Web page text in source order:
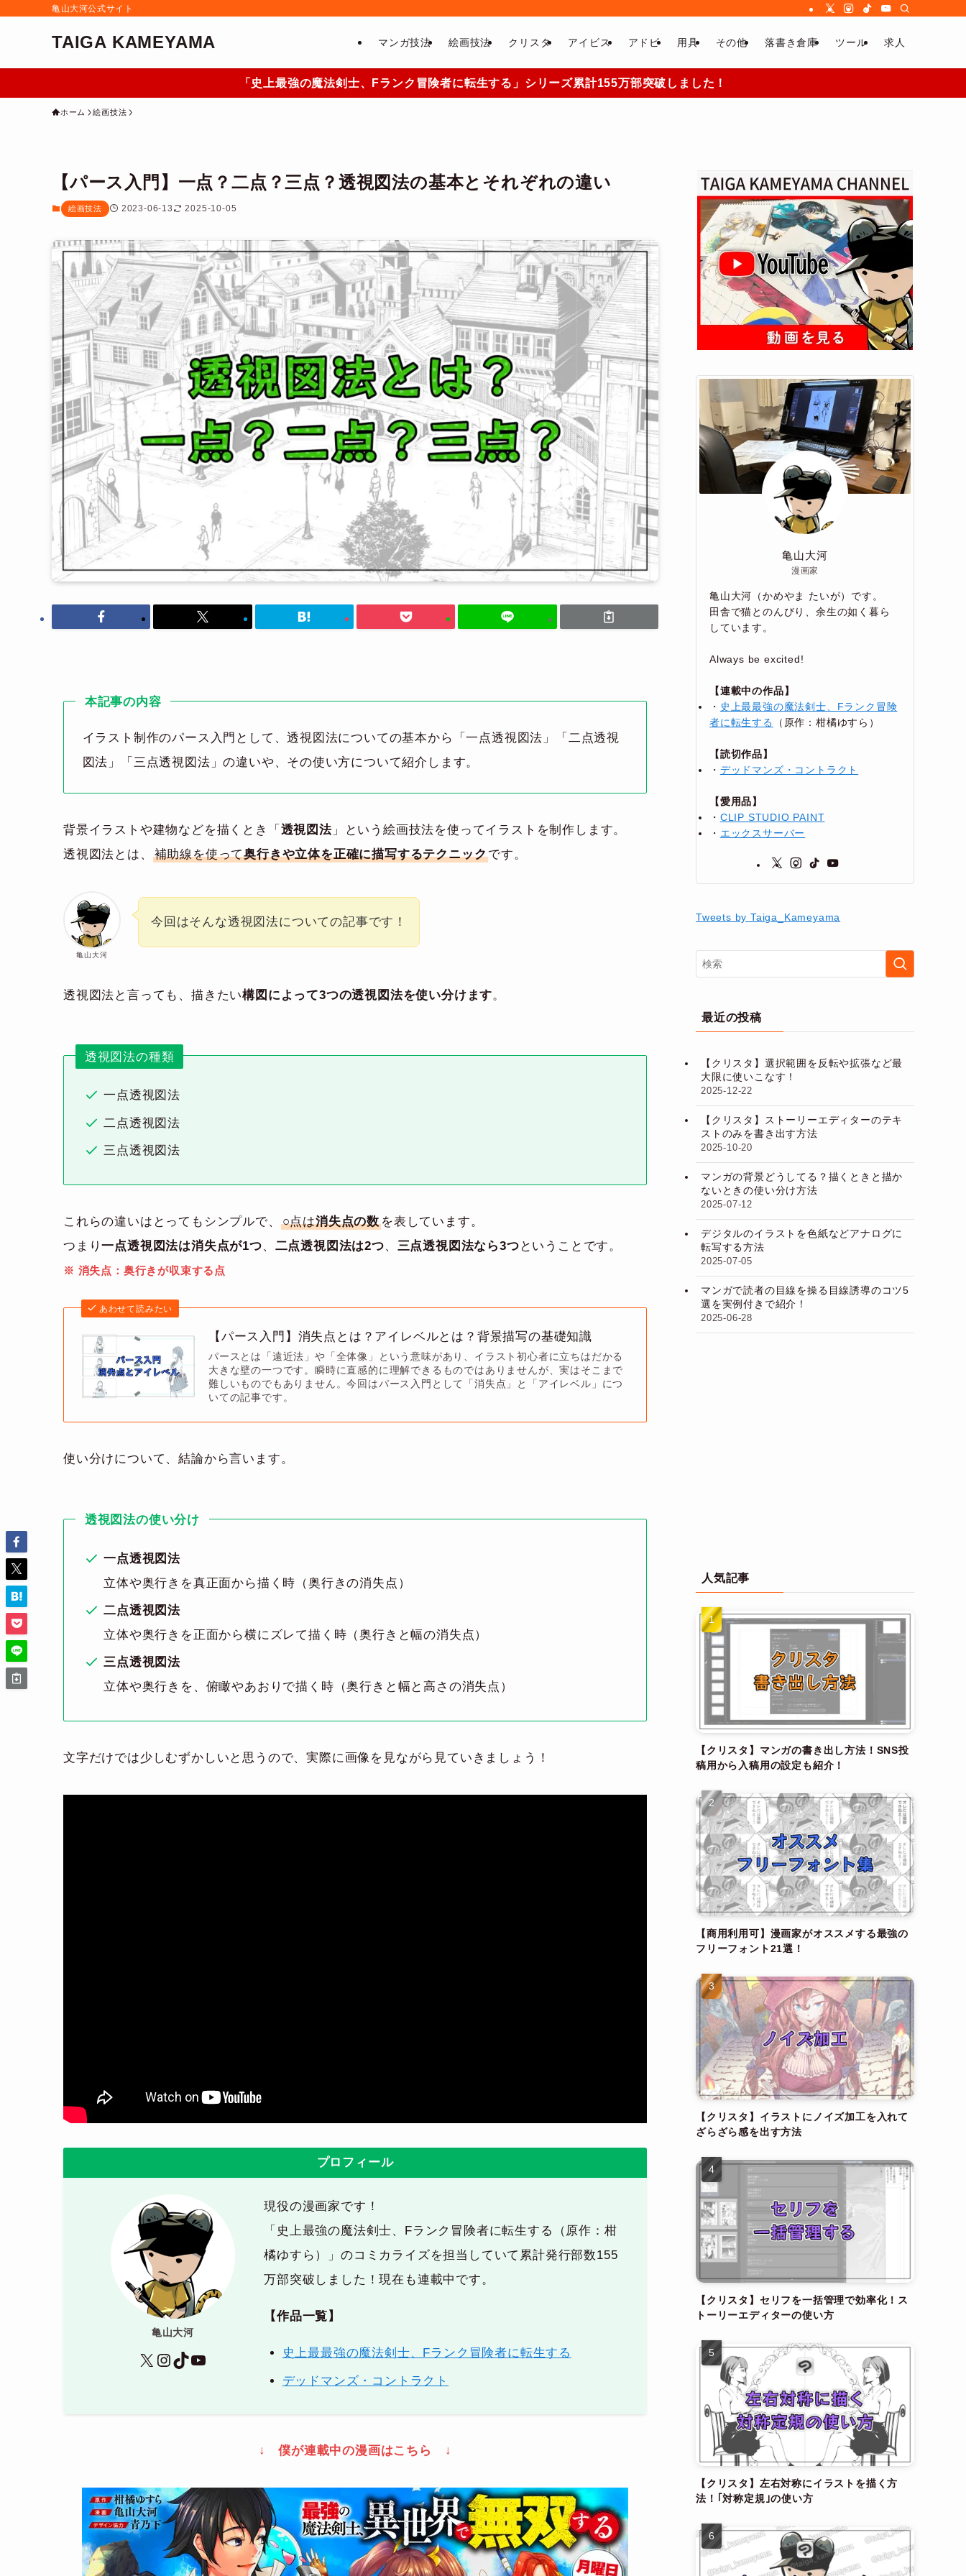
亀山大河公式サイト
TAIGA KAMEYAMA マンガ技法 絵画技法 クリスタ アイビス アドビ 用具 その他 落書き倉庫 ツール 求人
「史上最強の魔法剣士、Fランク冒険者に転生する」シリーズ累計155万部突破しました！
ホーム 絵画技法
【パース入門】一点？二点？三点？透視図法の基本とそれぞれの違い
絵画技法 2023-06-13 2025-10-05
本記事の内容
イラスト制作のパース入門として、透視図法についての基本から「一点透視図法」「二点透視
図法」「三点透視図法」の違いや、その使い方について紹介します。
背景イラストや建物などを描くとき「 透視図法」という絵画技法を使ってイラストを制作します。
透視図法とは、
補助線を使って奥行きや立体を正確に描写するテクニックです。
亀山大河
今回はそんな透視図法についての記事です！
透視図法と言っても、描きたい構図によって3つの透視図法を使い分けます。
透視図法の種類
一点透視図法
二点透視図法
三点透視図法
これらの違いはとってもシンプルで、 ○点は消失点の数 を表しています。
つまり一点透視図法は消失点が1つ、 二点透視図法は2つ、 三点透視図法なら3つ ということです。
※ 消失点：奥行きが収束する点
あわせて読みたい
【パース入門】消失点とは？アイレベルとは？背景描写の基礎知識
パースとは「遠近法」や「全体像」という意味があり、イラスト初心者に立ちはだかる
大きな壁の一つです。瞬時に直感的に理解できるものではありませんが、実はそこまで
難しいものでもありません。今回はパース入門として「消失点」と「アイレベル」につ
いての記事です。
使い分けについて、結論から言います。
透視図法の使い分け
一点透視図法
立体や奥行きを真正面から描く時（奥行きの消失点）
二点透視図法
立体や奥行きを正面から横にズレて描く時（奥行きと幅の消失点）
三点透視図法
立体や奥行きを、俯瞰やあおりで描く時（奥行きと幅と高さの消失点）
文字だけでは少しむずかしいと思うので、実際に画像を見ながら見ていきましょう！
プロフィール
亀山大河
X InstagramTikTok YouTube
現役の漫画家です！
「史上最強の魔法剣士、Fランク冒険者に転生する（原作：柑
橘ゆすら）」のコミカライズを担当していて累計発行部数155
万部突破しました！現在も連載中です。
【作品一覧】
史上最最強の魔法剣士、Fランク冒険者に転生する
デッドマンズ・コントラクト
↓ 僕が連載中の漫画はこちら ↓
亀山大河
漫画家
亀山大河（かめやま たいが）です。
田舎で猫とのんびり、余生の如く暮ら
しています。
Always be excited!
【連載中の作品】
・ 史上最最強の魔法剣士、Fランク冒険
者に転生する
（原作：柑橘ゆすら）
【読切作品】
・ デッドマンズ・コントラクト
【愛用品】
・ CLIP STUDIO PAINT
・ エックスサーバー
Tweets by Taiga_Kameyama
最近の投稿
【クリスタ】選択範囲を反転や拡張など最
大限に使いこなす！
2025-12-22
【クリスタ】ストーリーエディターのテキ
ストのみを書き出す方法
2025-10-20
マンガの背景どうしてる？描くときと描か
ないときの使い分け方法
2025-07-12
デジタルのイラストを色紙などアナログに
転写する方法
2025-07-05
マンガで読者の目線を操る目線誘導のコツ5
選を実例付きで紹介！
2025-06-28
人気記事
【クリスタ】マンガの書き出し方法！SNS投
稿用から入稿用の設定も紹介！
【商用利用可】漫画家がオススメする最強の
フリーフォント21選！
【クリスタ】イラストにノイズ加工を入れて
ざらざら感を出す方法
【クリスタ】セリフを一括管理で効率化！ス
トーリーエディターの使い方
【クリスタ】左右対称にイラストを描く方
法！｢対称定規｣の使い方